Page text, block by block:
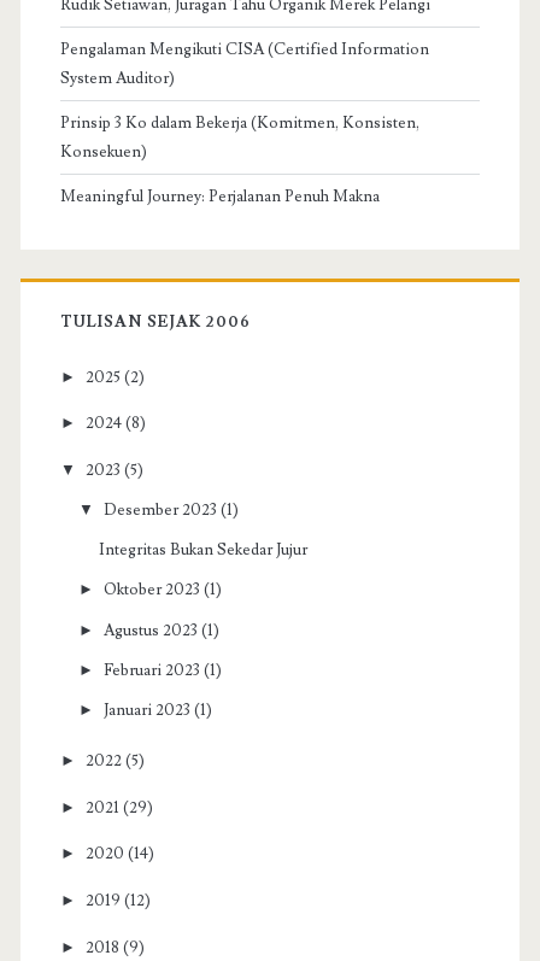
Rudik Setiawan, Juragan Tahu Organik Merek Pelangi
Pengalaman Mengikuti CISA (Certified Information
System Auditor)
Prinsip 3 Ko dalam Bekerja (Komitmen, Konsisten,
Konsekuen)
Meaningful Journey: Perjalanan Penuh Makna
TULISAN SEJAK 2006
► 2025 (2)
► 2024 (8)
▼ 2023 (5)
▼ Desember 2023 (1)
Integritas Bukan Sekedar Jujur
►Oktober 2023 (1)
► Agustus 2023 (1)
►Februari 2023 (1)
►Januari 2023 (1)
► 2022 (5)
► 2021 (29)
► 2020 (14)
► 2019 (12)
► 2018 (9)